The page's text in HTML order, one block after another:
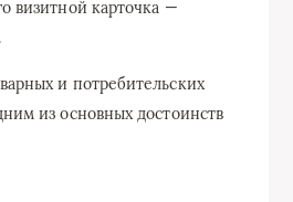
визитной карточка —
и потребительских
из основных достоинств